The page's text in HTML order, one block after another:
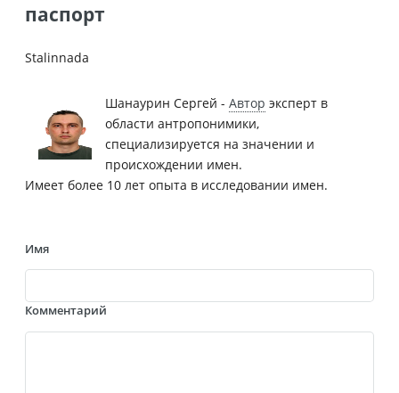
паспорт
Stalinnada
Шанаурин Сергей - Автор эксперт в
области антропонимики,
специализируется на значении и
происхождении имен.
Имеет более 10 лет опыта в исследовании имен.
Имя
Комментарий